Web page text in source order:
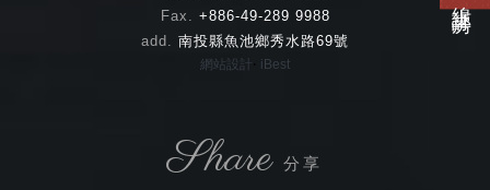
Fax. +886-49-289 9988
add. 南投縣魚池鄉秀水路69號
網站設計 ‧ iBest
Share 分享